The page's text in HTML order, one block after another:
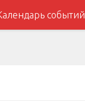
событий